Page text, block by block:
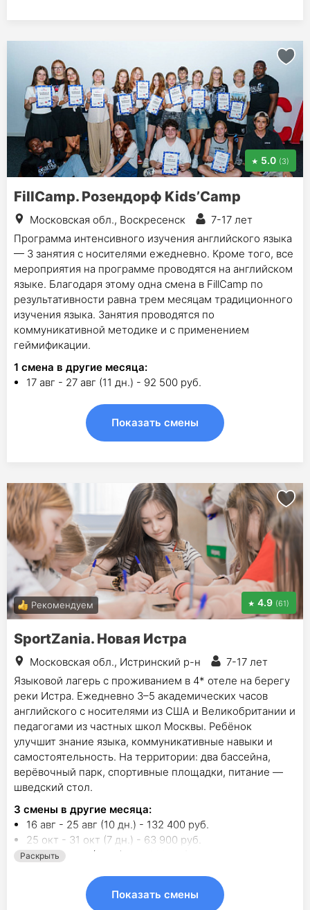
5.0 (3)
FillCamp. Розендорф Kids’Camp
Московская обл., Воскресенск
7-17 лет
Программа интенсивного изучения английского языка
— 3 занятия с носителями ежедневно. Кроме того, все
мероприятия на программе проводятся на английском
языке. Благодаря этому одна смена в FillCamp по
результативности равна трем месяцам традиционного
изучения языка. Занятия проводятся по
коммуникативной методике и с применением
геймификации.
1 смена в другие месяца:
17 авг - 27 авг (11 дн.) - 92 500 руб.
Показать смены
Рекомендуем 4.9 (61)
SportZania. Новая Истра
Московская обл., Истринский р-н
7-17 лет
Языковой лагерь с проживанием в 4* отеле на берегу
реки Истра. Ежедневно 3–5 академических часов
английского с носителями из США и Великобритании и
педагогами из частных школ Москвы. Ребёнок
улучшит знание языка, коммуникативные навыки и
самостоятельность. На территории: два бассейна,
верёвочный парк, спортивные площадки, питание —
шведский стол.
3 смены в другие месяца:
16 авг - 25 авг (10 дн.) - 132 400 руб.
25 окт - 31 окт (7 дн.) - 63 900 руб.
2 янв - 9 янв (8 дн.) - 75 300 руб.
Раскрыть
Показать смены